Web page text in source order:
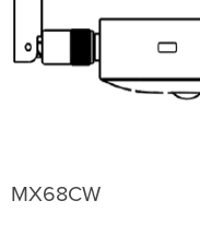
MX68CW